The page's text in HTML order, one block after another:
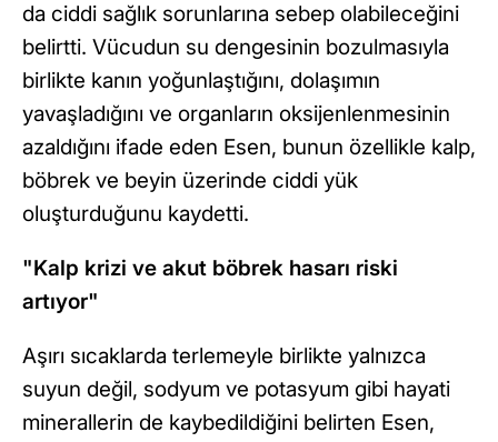
da ciddi sağlık sorunlarına sebep olabileceğini
belirtti. Vücudun su dengesinin bozulmasıyla
birlikte kanın yoğunlaştığını, dolaşımın
yavaşladığını ve organların oksijenlenmesinin
azaldığını ifade eden Esen, bunun özellikle kalp,
böbrek ve beyin üzerinde ciddi yük
oluşturduğunu kaydetti.
"Kalp krizi ve akut böbrek hasarı riski
artıyor"
Aşırı sıcaklarda terlemeyle birlikte yalnızca
suyun değil, sodyum ve potasyum gibi hayati
minerallerin de kaybedildiğini belirten Esen,